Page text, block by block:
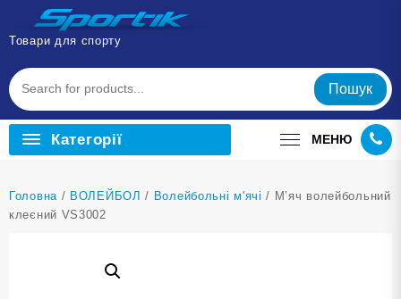
Перейти
вмісту
Товари для спорту
Пошук
Категорії МЕНЮ
Головна / ВОЛЕЙБОЛ / Волейбольні м'ячі / М’яч волейбольний
клеєний VS3002